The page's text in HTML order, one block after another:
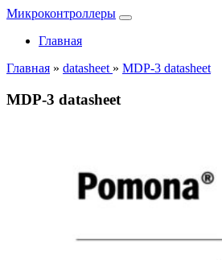
Микроконтроллеры
Главная
Главная » datasheet » MDP-3 datasheet
MDP-3 datasheet